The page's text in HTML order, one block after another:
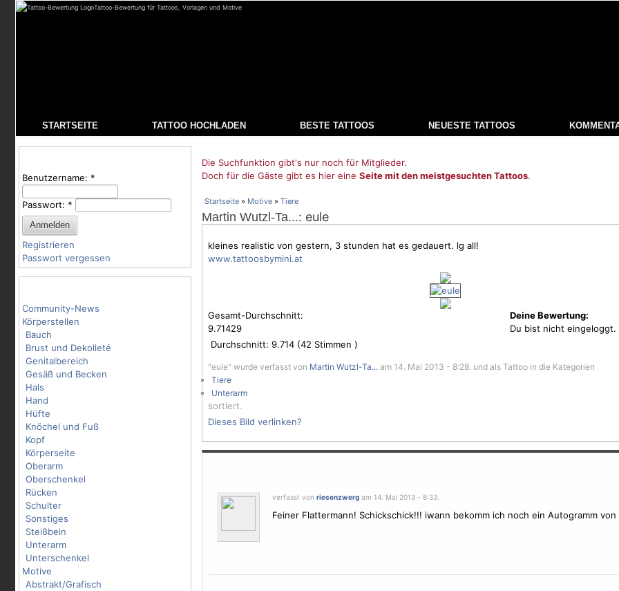
Tattoo-Bewertung für Tattoos, Vorlagen und Motive
STARTSEITE TATTOO HOCHLADEN BESTE TATTOOS NEUESTE TATTOOS
Benutzername: *
Passwort: *
Registrieren
Passwort vergessen
Community-News
Körperstellen
Bauch
Brust und Dekolleté
Genitalbereich
Gesäß und Becken
Hals
Hand
Hüfte
Knöchel und Fuß
Kopf
Körperseite
Oberarm
Oberschenkel
Rücken
Schulter
Sonstiges
Steißbein
Unterarm
Unterschenkel
Motive
Abstrakt/Grafisch
Die Suchfunktion gibt's nur noch für Mitglieder.
Doch für die Gäste gibt es hier eine Seite mit den meistgesuchten Tattoos.
Startseite » Motive » Tiere
Martin Wutzl-Ta...: eule
kleines realistic von gestern, 3 stunden hat es gedauert. lg all!
www.tattoosbymini.at
Gesamt-Durchschnitt:
9.71429
Durchschnitt: 9.714 (42 Stimmen )
Deine Bewertung:
Du bist nicht eingeloggt.
"eule" wurde verfasst von Martin Wutzl-Ta... am 14. Mai 2013 - 8:28. und als Tattoo in die Kategorien
Tiere
Unterarm
sortiert.
Dieses Bild verlinken?
verfasst von riesenzwergam 14. Mai 2013 - 8:33.
Feiner Flattermann! Schickschick!!! iwann bekomm ich noch ein Autogramm